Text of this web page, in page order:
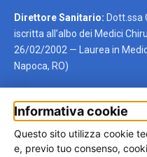
Direttore Sanitario: Dott.ssa
iscritta all’albo dei Medici
26/02/2002 — Laurea in
Napoca, RO)
Autotrapianto
Trova rapidamente la
Informativa cookie
Questo sito utilizza cookie
e, previo tuo consenso,